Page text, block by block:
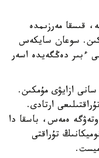
قىسقا مەرزىمدە
سوعان سايكەس
ءبىر دەڭگەيدە اسەر
سانى ازايۋى مۇمكىن.
ارتادى.
وتەۋگە ەمەس، باسقا دا
تۇراقتى